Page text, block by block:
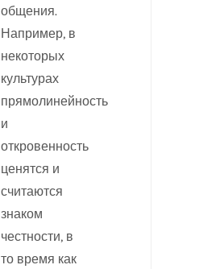
общения.
Например, в
некоторых
культурах
прямолинейность
и
откровенность
ценятся и
считаются
знаком
честности, в
то время как